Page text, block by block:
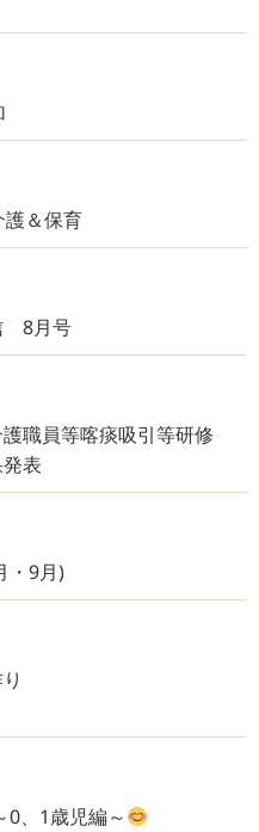
護＆保育
8月号
職員等喀痰吸引等研修
表
・9月)
、1歳児編～